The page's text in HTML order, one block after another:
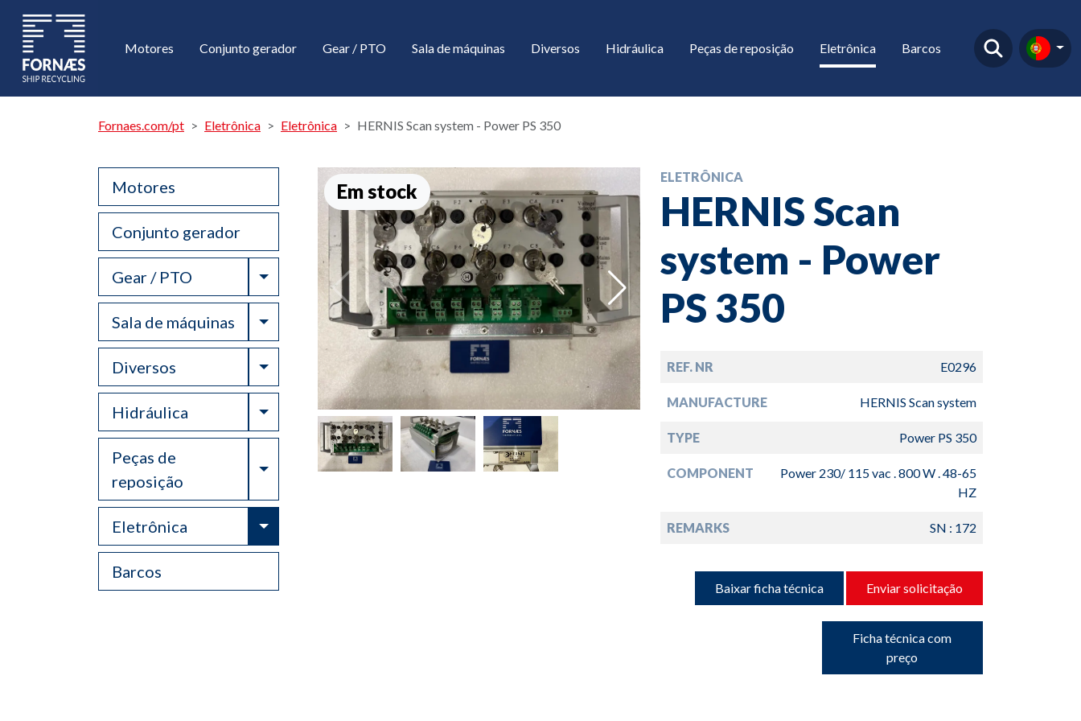
Motores Conjunto gerador Gear / PTO Sala de máquinas Diversos Hidráulica Peças de reposição Eletrônica Barcos
Fornaes.com/pt Eletrônica Eletrônica HERNIS Scan system - Power PS 350
Motores
Conjunto gerador
Gear / PTO Toggle Dropdown
Sala de máquinas Toggle Dropdown
Diversos Toggle Dropdown
Hidráulica Toggle Dropdown
Peças de
reposição
Toggle Dropdown
Eletrônica Toggle Dropdown
Barcos
Em stock
ELETRÔNICA
HERNIS Scan
system - Power
PS 350
REF. NR E0296
MANUFACTURE HERNIS Scan system
TYPE Power PS 350
COMPONENT
Power 230/ 115 vac . 800 W . 48-65
HZ
REMARKS SN : 172
Baixar ficha técnica Enviar solicitação
Ficha técnica com
preço